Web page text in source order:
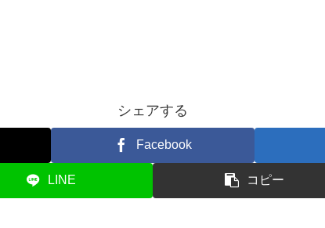
シェアする
Facebook
LINE コピー